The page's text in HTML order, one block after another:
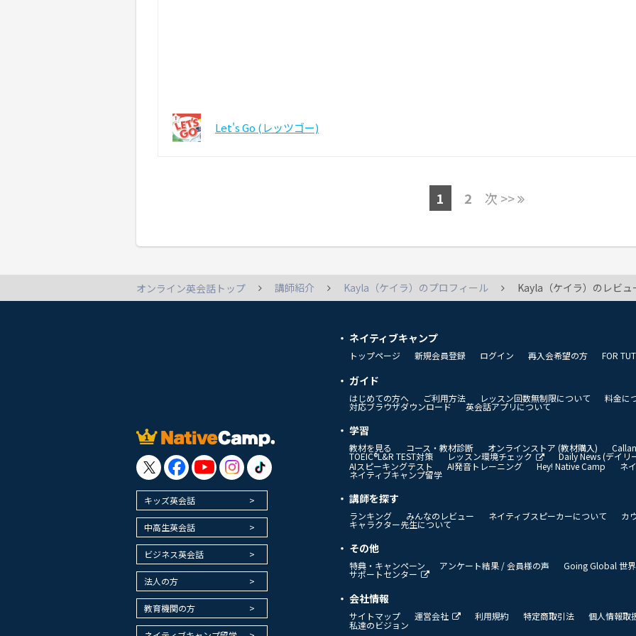
Let's Go (レッツゴー)
1 2 次 >>
オンライン英会話トップ 講師紹介 Kayla（ケイラ）のプロフィール Kayla（ケイラ）のレビュ
キッズ英会話
中高生英会話
ビジネス英会話
法人の方
教育機関の方
ネイティブキャンプ
トップページ 新規会員登録 ログイン 再入会希望の方 FOR
ガイド
はじめての方へ ご利用方法 レッスン回数無制限について 料金に
対応ブラウザダウンロード 英会話アプリについて
学習
教材を見る コース・教材診断 オンラインストア (教材購入)
TOEIC®L&R TEST対策 レッスン環境チェック
Daily News (デイリ
AIスピーキングテスト
AI発音トレーニング Hey! Native Camp ネ
ネイティブキャンプ留学
講師を探す
ランキング みんなのレビュー ネイティブスピーカーについて カ
キャラクター先生について
その他
特典・キャンペーン アンケート結果 / 会員様の声 Going Global 世
サポートセンター
会社情報
サイトマップ 運営会社 利用規約 特定商取引法 個人情報取
私達のビジョン